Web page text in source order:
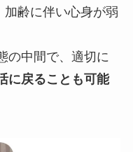
加齢に伴い心身が弱
の中間で、適切に
に戻ることも可能